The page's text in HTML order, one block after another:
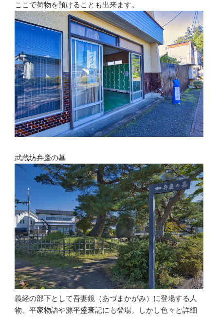
ここで荷物を預けることも出来ます。
武蔵坊弁慶の墓
義経の部下として吾妻鏡（あづまかがみ）に登場する人
物。平家物語や源平盛衰記にも登場。しかし色々と詳細